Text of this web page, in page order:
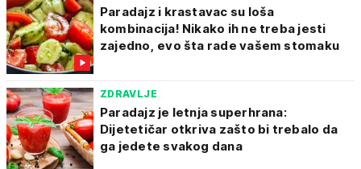
Paradajz i krastavac su loša
kombinacija! Nikako ih ne treba jesti
zajedno, evo šta rade vašem stomaku
ZDRAVLJE
Paradajz je letnja superhrana:
Dijetetičar otkriva zašto bi trebalo da
ga jedete svakog dana